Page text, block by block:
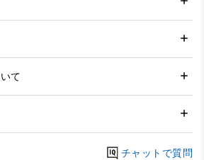
て
チャットで質問